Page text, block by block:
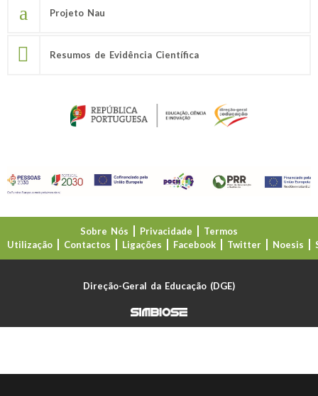
Projeto Nau
Resumos de Evidência Científica
Sobre Nós Privacidade
Termos
Utilização
Contactos Ligações Facebook Twitter Noesis
Direção-Geral da Educação (DGE)